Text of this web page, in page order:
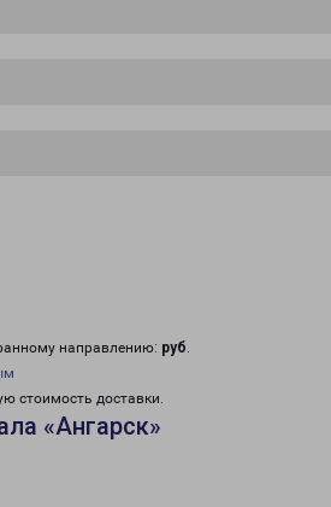
направлению: руб.
стоимость доставки.
«Ангарск»